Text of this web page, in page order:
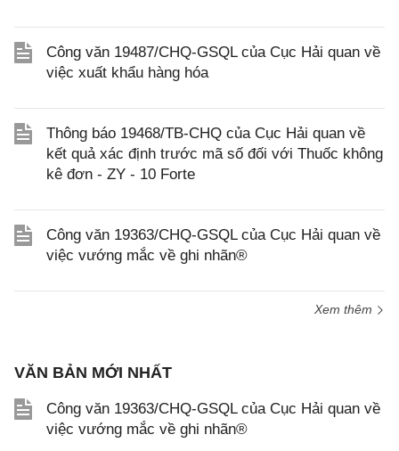
Công văn 19487/CHQ-GSQL của Cục Hải quan về
việc xuất khẩu hàng hóa
Thông báo 19468/TB-CHQ của Cục Hải quan về
kết quả xác định trước mã số đối với Thuốc không
kê đơn - ZY - 10 Forte
Công văn 19363/CHQ-GSQL của Cục Hải quan về
việc vướng mắc về ghi nhãn®
Xem thêm
VĂN BẢN MỚI NHẤT
Công văn 19363/CHQ-GSQL của Cục Hải quan về
việc vướng mắc về ghi nhãn®